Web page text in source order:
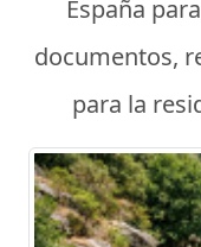
España
documentos,
para la